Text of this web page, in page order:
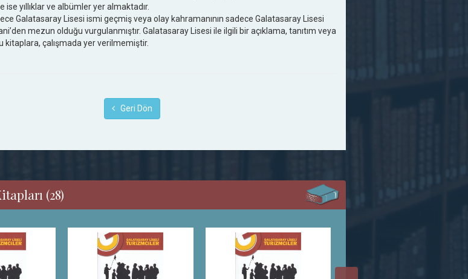
ise yıllıklar ve albümler yer almaktadır.
Galatasaray Lisesi ismi geçmiş veya olay kahramanının sadece Galatasaray Lisesi
mezun olduğu vurgulanmıştır. Galatasaray Lisesi ile ilgili bir açıklama, tanıtım veya
kitaplara, çalışmada yer verilmemiştir.
Geri Dön
(28)